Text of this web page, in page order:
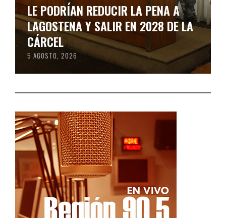
LE PODRÍAN REDUCIR LA PENA A
LAGOSTENA Y SALIR EN 2028 DE LA
CÁRCEL
5 AGOSTO, 2026